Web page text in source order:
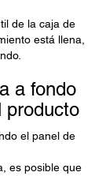
de la caja de
está llena,
a fondo
producto
el panel de
es posible que